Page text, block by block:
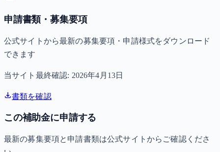
申請書類・募集要項
公式サイトから最新の募集要項・申請様式をダウンロード
できます
当サイト最終確認: 2026年4月13日
書類を確認
この補助金に申請する
最新の募集要項と申請書類は公式サイトからご確認くださ